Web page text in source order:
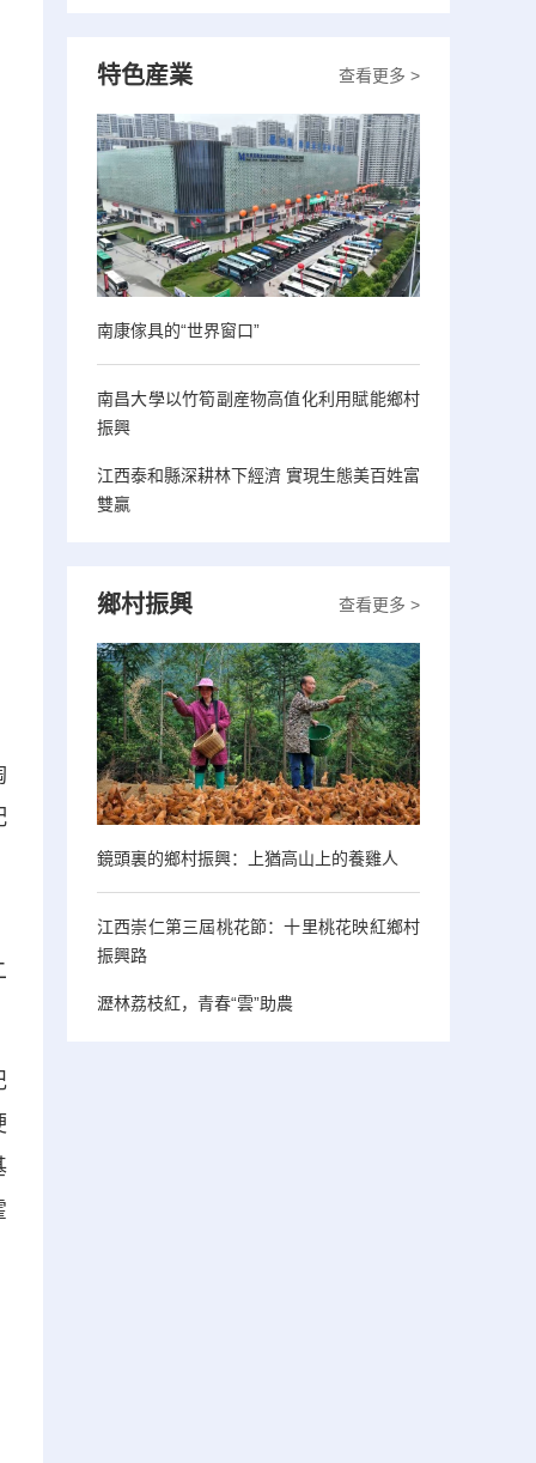
查看更多 >
特色産業
南康傢具的“世界窗口”
南昌大學以竹筍副産物高值化利用賦能鄉村
振興
江西泰和縣深耕林下經濟 實現生態美百姓富
雙贏
查看更多 >
鄉村振興
鏡頭裏的鄉村振興：上猶高山上的養雞人
江西崇仁第三屆桃花節：十里桃花映紅鄉村
振興路
瀝林荔枝紅，青春“雲”助農